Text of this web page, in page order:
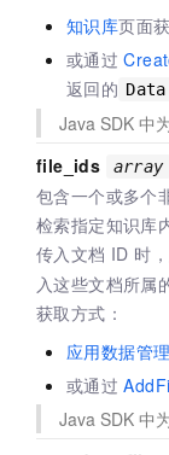
知识库页面
或通过
返回的
Java SDK 中
file_ids
array
包含一个或多个
检索指定知识库
传入文档 ID 时
入这些文档所属
获取方式：
应用数据管
或通过
Java SDK 中